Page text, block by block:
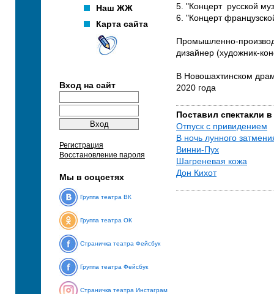
Наш ЖЖ
Карта сайта
Вход на сайт
Регистрация
Восстановление пароля
Мы в соцсетях
Группа театра ВК
Группа театра ОК
Страничка театра Фейсбук
Группа театра Фейсбук
Страничка театра Инстаграм
5. "Концерт русской
6. "Концерт
Промышленно-
дизайнер (художник-
В Новошахтинском
2020 года
Поставил спектакли
Отпуск с привидением
В ночь лунного
Винни-Пух
Шагреневая кожа
Дон Кихот